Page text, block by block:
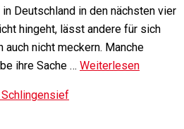
Deutschland in den nächsten vier
hingeht, lässt andere für sich
nicht meckern. Manche
ihre Sache … Weiterlesen